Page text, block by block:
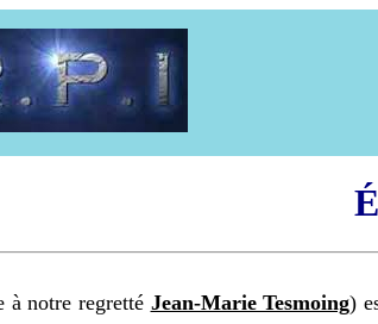
à notre regretté Jean-Marie Tesmoing)